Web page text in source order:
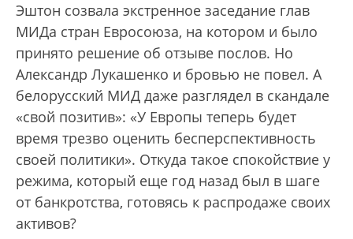
Эштон созвала экстренное заседание глав
МИДа стран Евросоюза, на котором и было
принято решение об отзыве послов. Но
Александр Лукашенко и бровью не повел. А
белорусский МИД даже разглядел в скандале
«свой позитив»: «У Европы теперь будет
время трезво оценить бесперспективность
своей политики». Откуда такое спокойствие у
режима, который еще год назад был в шаге
от банкротства, готовясь к распродаже своих
активов?